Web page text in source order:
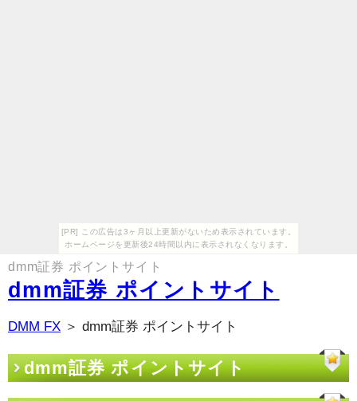
[PR] この広告は3ヶ月以上更新がないため表示されています。
ホームページを更新後24時間以内に表示されなくなります。
dmm証券 ポイントサイト
dmm証券 ポイントサイト
DMM FX ＞ dmm証券 ポイントサイト
dmm証券 ポイントサイト